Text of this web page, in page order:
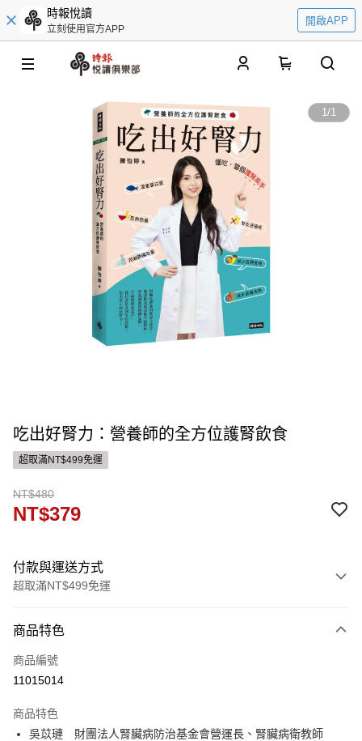
時報悅讀
立刻使用官方APP
開啟APP
1/1
吃出好腎力：營養師的全方位護腎飲食
超取滿NT$499免運
NT$480
NT$379
付款與運送方式
超取滿NT$499免運
信用卡一次付款
運送方式
付款後全家取貨
每筆NT$60，滿NT$499(含以上)免運費
商品特色
商品編號
11015014
商品特色
吳苡璉 財團法人腎臟病防治基金會營運長、腎臟病衛教師